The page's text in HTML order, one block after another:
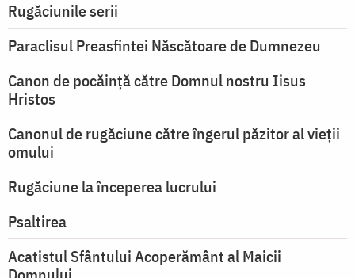
Rugăciunile serii
Paraclisul Preasfintei Născătoare de Dumnezeu
Canon de pocăință către Domnul nostru Iisus
Hristos
Canonul de rugăciune către îngerul păzitor al vieții
omului
Rugăciune la începerea lucrului
Psaltirea
Acatistul Sfântului Acoperământ al Maicii